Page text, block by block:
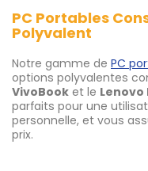
PC Portables
Polyvalent
Notre gamme de PC
options polyvalentes
VivoBook et le Lenovo
parfaits pour une
personnelle, et vous
prix.